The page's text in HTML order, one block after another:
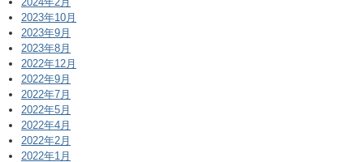
2023年10月
2023年9月
2023年8月
2022年12月
2022年9月
2022年7月
2022年5月
2022年4月
2022年2月
2022年1月